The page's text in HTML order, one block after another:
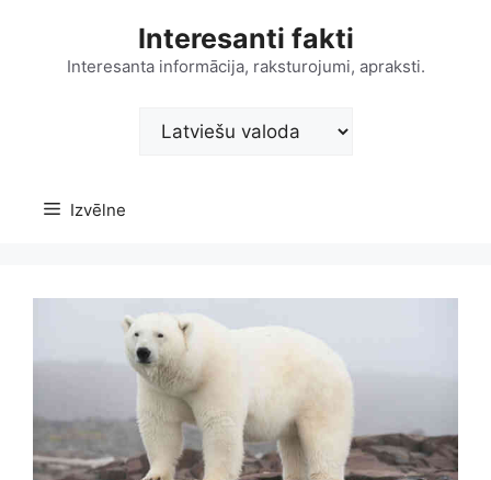
Interesanti fakti
Interesanta informācija, raksturojumi, apraksti.
Choose
Izvēlne